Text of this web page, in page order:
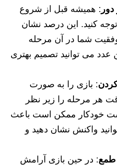
: همیشه قبل از شروع
کنید. این درصد نشان
شما در آن مرحله
عدد می توانید تصمیم بهتری
: بازی را به صورت
هر مرحله را زیر نظر
خودکار ممکن است باعث
واکنش نشان دهید و
طمع: در حین بازی آرامش